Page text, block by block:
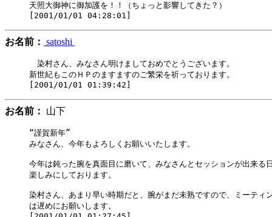
天照大御神に御加護を！！（ちょっと影響してきた？）
お名前： satoshi
染村さん、みなさん明けましておめでとうございます。
新世紀もこのＨＰのますますのご繁栄を祈っております。
お名前： 山下
“謹賀新年”
みなさん、今年もよろしくお願いいたします。
今年は鈍った腕を真面目に磨いて、みなさんとセッションが出来る
楽しみにしております。
染村さん、あまり早い時期だと、腕がまだ未熟ですので、ミーティ
は遅めにお願いします。